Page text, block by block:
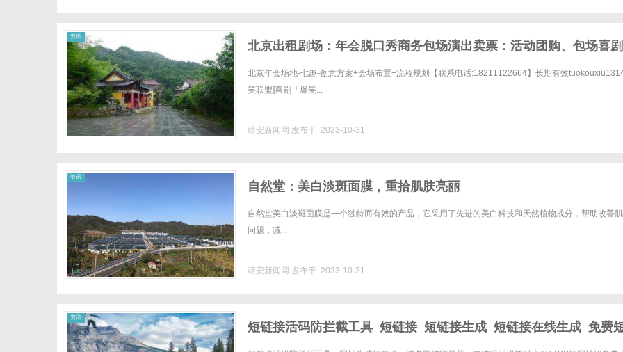
资讯
北京出租剧场：年会脱口秀商务包场演出卖票：活动团购、包场喜
演
北京年会场地-七趣-创意方案+会场布置+流程规划【联系电话:18211122664】长期有效
笑联盟]喜剧「爆笑...
靖安新闻网 发布于 2023-10-31
资讯
自然堂：美白淡斑面膜，重拾肌肤亮丽
自然堂美白淡斑面膜是一个独特而有效的产品，它采用了先进的美白科技和天然植物成分，帮助改善
问题，减...
靖安新闻网 发布于 2023-10-31
资讯
短链接活码防拦截工具_短链接_短链接生成_短链接在线生成_免费